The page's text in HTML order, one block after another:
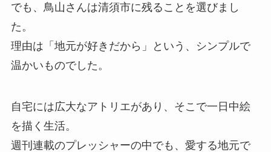
でも、鳥山さんは清須市に残ることを選びまし
た。
理由は「地元が好きだから」という、シンプルで
温かいものでした。
自宅には広大なアトリエがあり、そこで一日中絵
を描く生活。
週刊連載のプレッシャーの中でも、愛する地元で